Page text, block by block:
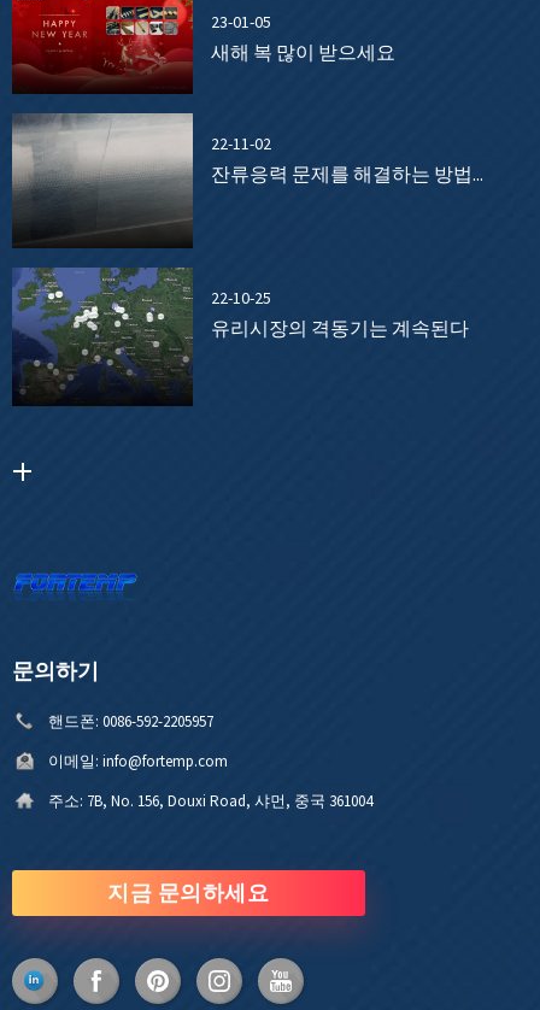
23-01-05
새해 복 많이 받으세요
22-11-02
잔류응력 문제를 해결하는 방법...
22-10-25
유리시장의 격동기는 계속된다
문의하기
핸드폰: 0086-592-2205957
이메일: info@fortemp.com
주소: 7B, No. 156, Douxi Road, 샤먼, 중국 361004
지금 문의하세요